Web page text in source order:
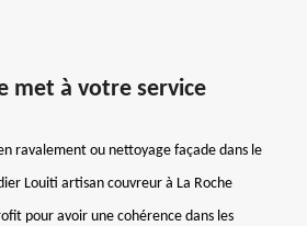
met à votre service
ravalement ou nettoyage façade dans le
Louiti artisan couvreur à La Roche
pour avoir une cohérence dans les